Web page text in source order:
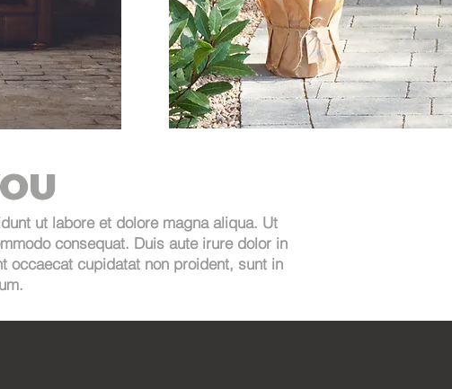
ut labore et dolore magna aliqua. Ut
consequat. Duis aute irure dolor in
occaecat cupidatat non proident, sunt in